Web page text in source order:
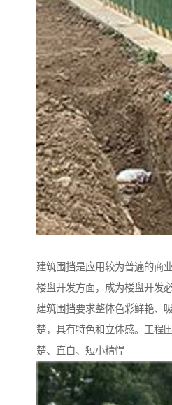
建筑围挡是应用较为普遍的商
楼盘开发方面，成为楼盘开发
建筑围挡要求整体色彩鲜艳、
楚，具有特色和立体感。工程
楚、直白、短小精悍